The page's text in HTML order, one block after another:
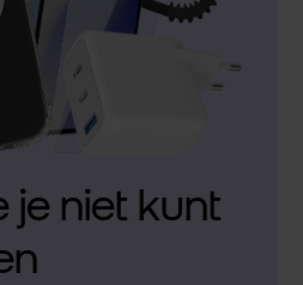
je niet kunt